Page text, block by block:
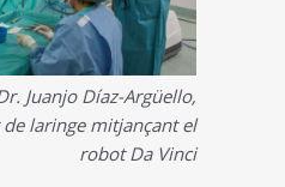
Juanjo Díaz-Argüello,
laringe mitjançant el
robot Da Vinci